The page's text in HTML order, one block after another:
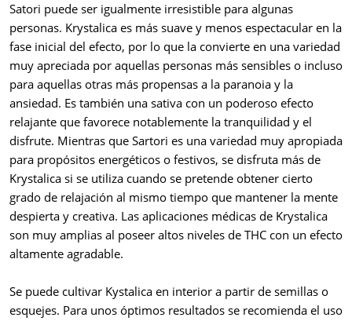
Satori puede ser igualmente irresistible para algunas
personas. Krystalica es más suave y menos espectacular en la
fase inicial del efecto, por lo que la convierte en una variedad
muy apreciada por aquellas personas más sensibles o incluso
para aquellas otras más propensas a la paranoia y la
ansiedad. Es también una sativa con un poderoso efecto
relajante que favorece notablemente la tranquilidad y el
disfrute. Mientras que Sartori es una variedad muy apropiada
para propósitos energéticos o festivos, se disfruta más de
Krystalica si se utiliza cuando se pretende obtener cierto
grado de relajación al mismo tiempo que mantener la mente
despierta y creativa. Las aplicaciones médicas de Krystalica
son muy amplias al poseer altos niveles de THC con un efecto
altamente agradable.
Se puede cultivar Kystalica en interior a partir de semillas o
esquejes. Para unos óptimos resultados se recomienda el uso